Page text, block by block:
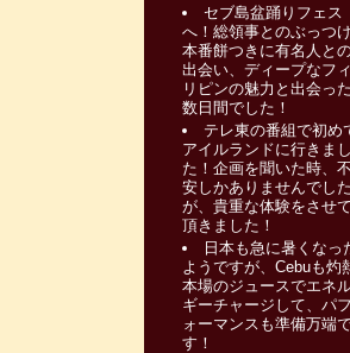
セブ島盆踊りフェス
へ！総領事とのぶっつけ
本番餅つきに有名人と
出会い、ディープなフィ
リピンの魅力と出会った
数日間でした！
テレ東の番組で初め
アイルランドに行きまし
た！企画を聞いた時、不
安しかありませんでした
が、貴重な体験をさせて
頂きました！
日本も急に暑くなっ
ようですが、Cebuも灼
本場のジュースでエネ
ギーチャージして、パフ
ォーマンスも準備万端
す！